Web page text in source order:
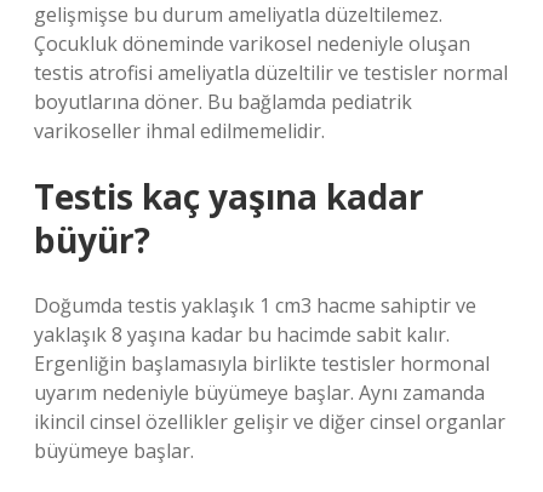
gelişmişse bu durum ameliyatla düzeltilemez.
Çocukluk döneminde varikosel nedeniyle oluşan
testis atrofisi ameliyatla düzeltilir ve testisler normal
boyutlarına döner. Bu bağlamda pediatrik
varikoseller ihmal edilmemelidir.
Testis kaç yaşına kadar
büyür?
Doğumda testis yaklaşık 1 cm3 hacme sahiptir ve
yaklaşık 8 yaşına kadar bu hacimde sabit kalır.
Ergenliğin başlamasıyla birlikte testisler hormonal
uyarım nedeniyle büyümeye başlar. Aynı zamanda
ikincil cinsel özellikler gelişir ve diğer cinsel organlar
büyümeye başlar.